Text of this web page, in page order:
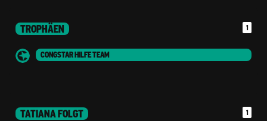
TROPHÄEN 1
CONGSTAR HILFE TEAM
TATIANA FOLGT 1